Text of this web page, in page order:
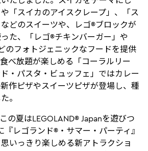
「スイカのアイスクレープ」、「ス
どのスイーツや、レゴ®ブロックが
た、「レゴ®チキンバーガー」や
のフォトジェニックなフードを提供
べ放題が楽しめる「コーラルリー
・パスタ・ビュッフェ」ではカレー
作ピザやスイーツピザが登場し、種
。
の夏はLEGOLAND® Japanを遊びつ
『レゴランド®・サマー・パーティ』
いっきり楽しめる新アトラクショ